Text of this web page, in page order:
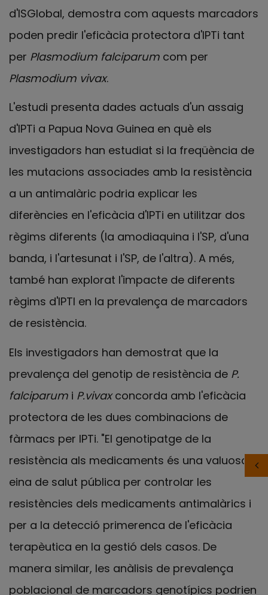
d'ISGlobal, demostra com aquests marcadors
poden predir l'eficàcia protectora d'IPTi tant
per Plasmodium falciparum com per
Plasmodium vivax.
L'estudi presenta dades actuals d'un assaig
d'IPTi a Papua Nova Guinea en què els
investigadors han estudiat si la freqüència de
les mutacions associades amb la resistència
a un antimalàric podria explicar les
diferències en l'eficàcia d'IPTi en utilitzar dos
règims diferents (la amodiaquina i l'SP, d'una
banda, i l'artesunat i l'SP, de l'altra). A més,
també han explorat l'impacte de diferents
règims d'IPTI en la prevalença de marcadors
de resistència.
Els investigadors han demostrat que la
prevalença del genotip de resistència de P.
falciparum i P.vivaxconcorda amb l'eficàcia
protectora de les dues combinacions de
fàrmacs per IPTi. "El genotipatge de la
resistència als medicaments és una valuosa
eina de salut pública per controlar les
resistències dels medicaments antimalàrics i
per a la detecció primerenca de l'eficàcia
terapèutica en la gestió dels casos. De
manera similar, les anàlisis de prevalença
poblacional de marcadors genotípics podrien